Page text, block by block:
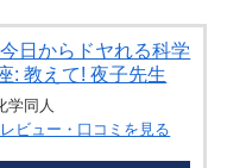
日からドヤれる科学
: 教えて! 夜子先生
学同人
ビュー・口コミを見る